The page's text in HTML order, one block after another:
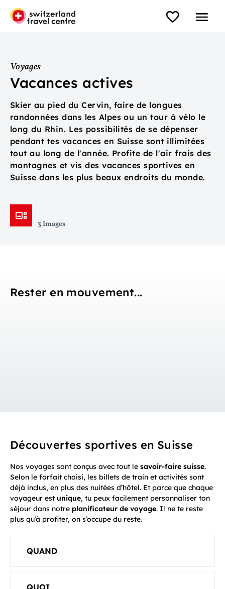
Voyages
Vacances actives
Skier au pied du Cervin, faire de longues
randonnées dans les Alpes ou un tour à vélo le
long du Rhin. Les possibilités de se dépenser
pendant tes vacances en Suisse sont illimitées
tout au long de l'année. Profite de l'air frais des
montagnes et vis des vacances sportives en
Suisse dans les plus beaux endroits du monde.
3 Images
Rester en mouvement...
Découvertes sportives en Suisse
Nos voyages sont conçus avec tout le savoir-faire suisse.
Selon le forfait choisi, les billets de train et activités sont
déjà inclus, en plus des nuitées d’hôtel. Et parce que chaque
voyageur est unique, tu peux facilement personnaliser ton
séjour dans notre planificateur de voyage. Il ne te reste
plus qu’à profiter, on s’occupe du reste.
QUAND
QUOI